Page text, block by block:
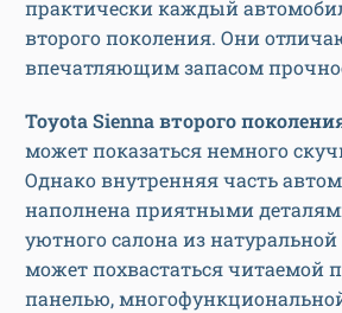
практически каждый
второго поколения. Они
впечатляющим запасом
Toyota Sienna второго
может показаться немного
Однако внутренняя часть
наполнена приятными
уютного салона из
может похвастаться читаемой
панелью,